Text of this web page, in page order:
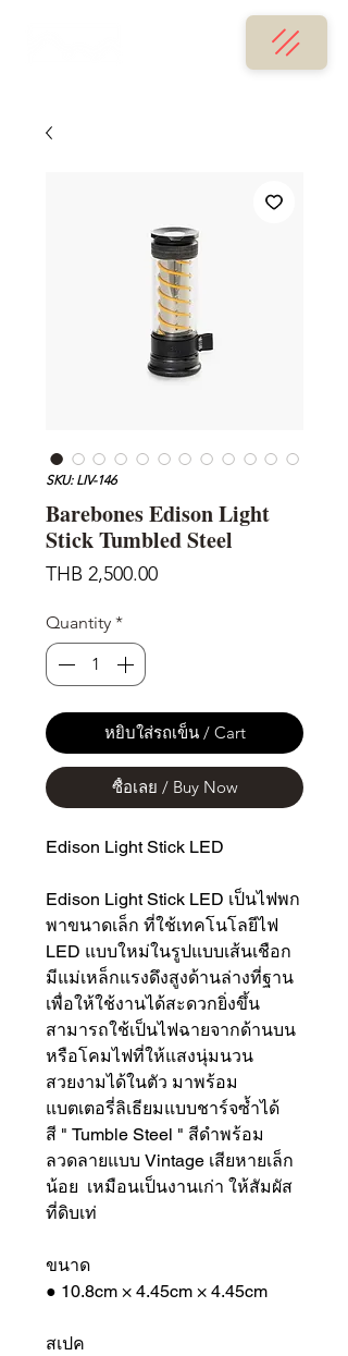
SKU: LIV-146
Barebones Edison Light
Stick Tumbled Steel
THB 2,500.00Price
Quantity *
หยิบใส่รถเข็น / Cart
ซื้อเลย / Buy Now
Edison Light Stick LED
Edison Light Stick LED เป็นไฟพก
พาขนาดเล็ก ที่ใช้เทคโนโลยีไฟ
LED แบบใหม่ในรูปแบบเส้นเชือก
มีแม่เหล็กแรงดึงสูงด้านล่างที่ฐาน
เพื่อให้ใช้งานได้สะดวกยิ่งขึ้น
สามารถใช้เป็นไฟฉายจากด้านบน
หรือโคมไฟที่ให้แสงนุ่มนวน
สวยงามได้ในตัว มาพร้อม
แบตเตอรี่ลิเธียมแบบชาร์จซ้ำได้
สี " Tumble Steel " สีดำพร้อม
ลวดลายแบบ Vintage เสียหายเล็ก
น้อย เหมือนเป็นงานเก่า ให้สัมผัส
ที่ดิบเท่
ขนาด
● 10.8cm × 4.45cm × 4.45cm
สเปค